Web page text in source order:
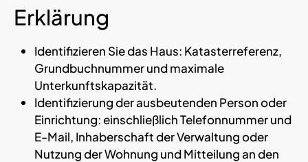
Erklärung
Identifizieren Sie das Haus: Katasterreferenz,
Grundbuchnummer und maximale
Unterkunftskapazität.
Identifizierung der ausbeutenden Person oder
Einrichtung: einschließlich Telefonnummer und
E-Mail, Inhaberschaft der Verwaltung oder
Nutzung der Wohnung und Mitteilung an den